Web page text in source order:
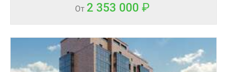
От 2 353 000